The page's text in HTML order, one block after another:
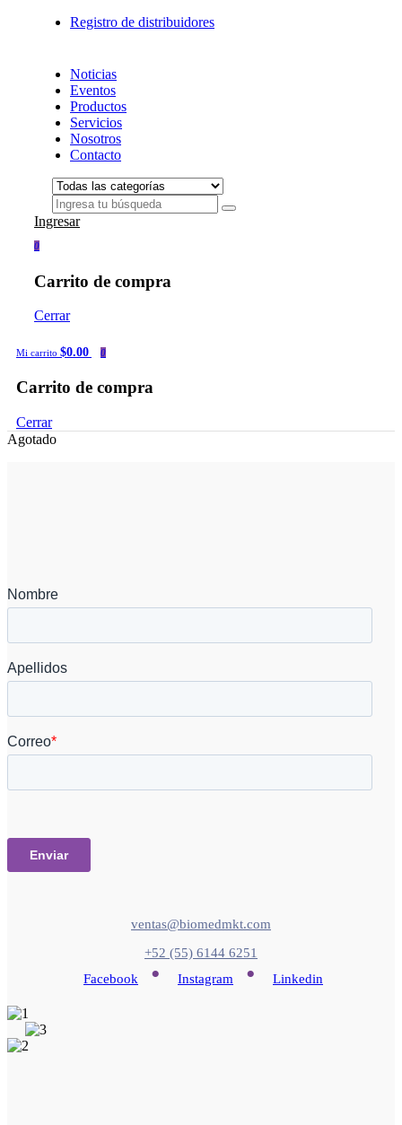
Registro de distribuidores
Noticias
Eventos
Productos
Servicios
Nosotros
Contacto
Ingresar
0
Carrito de compra
Cerrar
Mi carrito $0.00 0
Carrito de compra
Cerrar
Agotado
ventas@biomedmkt.com
+52 (55) 6144 6251
Facebook
• Instagram • Linkedin